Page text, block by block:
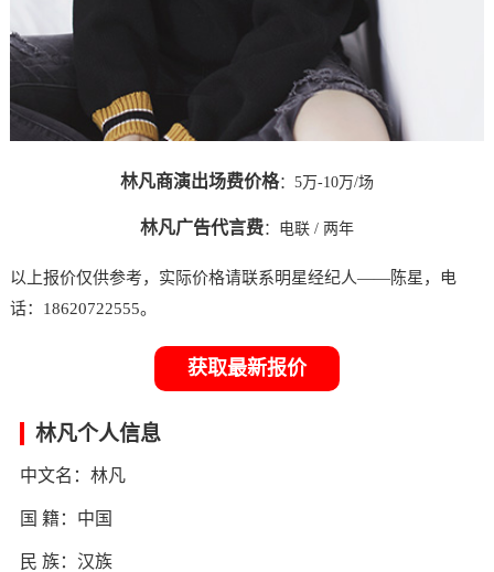
林凡商演出场费价格：5万-10万/场
林凡广告代言费： 电联/ 两年
以上报价仅供参考，实际价格请联系明星经纪人——陈星，电
话：18620722555。
获取最新报价
林凡个人信息
中文名：林凡
国 籍：中国
民 族：汉族